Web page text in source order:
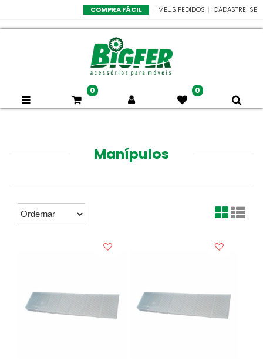
CADASTRE-SE
MEUS PEDIDOS
COMPRA FÁCIL
0 0
Manípulos